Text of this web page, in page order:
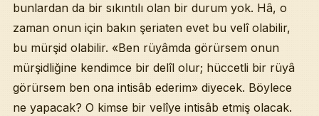
bunlardan da bir sıkıntılı olan bir durum yok. Hâ, o
zaman onun için bakın şeriaten evet bu velî olabilir,
bu mürşid olabilir. «Ben rüyâmda görürsem onun
mürşidliğine kendimce bir delîl olur; hüccetli bir rüyâ
görürsem ben ona intisâb ederim» diyecek. Böylece
ne yapacak? O kimse bir velîye intisâb etmiş olacak.